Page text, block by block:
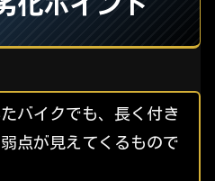
バイクでも、長く付き
点が見えてくるもので